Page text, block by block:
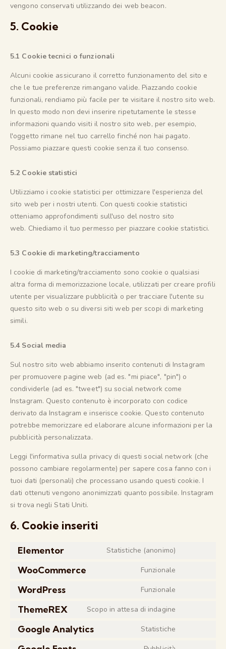
vengono conservati utilizzando dei web beacon.
5. Cookie
5.1 Cookie tecnici o funzionali
Alcuni cookie assicurano il corretto funzionamento del sito e
che le tue preferenze rimangano valide. Piazzando cookie
funzionali, rendiamo più facile per te visitare il nostro sito web.
In questo modo non devi inserire ripetutamente le stesse
informazioni quando visiti il nostro sito web, per esempio,
l'oggetto rimane nel tuo carrello finché non hai pagato.
Possiamo piazzare questi cookie senza il tuo consenso.
5.2 Cookie statistici
Utilizziamo i cookie statistici per ottimizzare l'esperienza del
sito web per i nostri utenti. Con questi cookie statistici
otteniamo approfondimenti sull'uso del nostro sito
web. Chiediamo il tuo permesso per piazzare cookie statistici.
5.3 Cookie di marketing/tracciamento
I cookie di marketing/tracciamento sono cookie o qualsiasi
altra forma di memorizzazione locale, utilizzati per creare profili
utente per visualizzare pubblicità o per tracciare l'utente su
questo sito web o su diversi siti web per scopi di marketing
simili.
5.4 Social media
Sul nostro sito web abbiamo inserito contenuti di Instagram
per promuovere pagine web (ad es. "mi piace", "pin") o
condividerle (ad es. "tweet") su social network come
Instagram. Questo contenuto è incorporato con codice
derivato da Instagram e inserisce cookie. Questo contenuto
potrebbe memorizzare ed elaborare alcune informazioni per la
pubblicità personalizzata.
Leggi l'informativa sulla privacy di questi social network (che
possono cambiare regolarmente) per sapere cosa fanno con i
tuoi dati (personali) che processano usando questi cookie. I
dati ottenuti vengono anonimizzati quanto possibile. Instagram
si trova negli Stati Uniti.
6. Cookie inseriti
Elementor Statistiche (anonimo)
WooCommerce Funzionale
WordPress Funzionale
ThemeREX Scopo in attesa di indagine
Google Analytics Statistiche